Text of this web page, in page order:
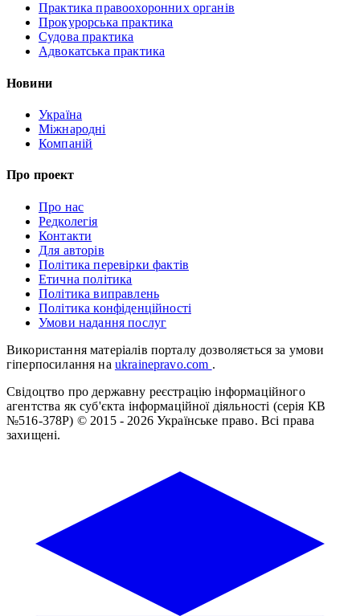
Практика правоохоронних органів
Прокурорська практика
Судова практика
Адвокатська практика
Новини
Україна
Міжнародні
Компаній
Про проект
Про нас
Редколегія
Контакти
Для авторів
Політика перевірки фактів
Етична політика
Політика виправлень
Політика конфіденційності
Умови надання послуг
Використання матеріалів порталу дозволяється за умови
гіперпосилання на ukrainepravo.com .
Свідоцтво про державну реєстрацію інформаційного
агентства як суб'єкта інформаційної діяльності (серія КВ
№516-378Р) © 2015 - 2026 Українське право. Всі права
захищені.